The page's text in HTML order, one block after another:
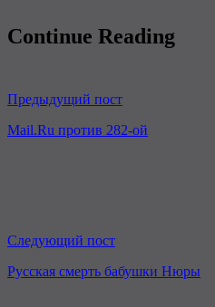
Continue Reading
Предыдущий пост
Mail.Ru против 282-ой
Следующий пост
Русская смерть бабушки Нюры